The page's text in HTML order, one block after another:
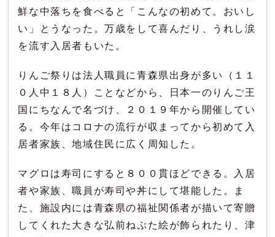
鮮な中落ちを食べると「こんなの初めて。おいし
い」とうなった。万歳をして喜んだり、うれし涙
を流す入居者もいた。
りんご祭りは法人職員に青森県出身が多い（１１
０人中１８人）ことなどから、日本一のりんご王
国にちなんで名づけ、２０１９年から開催してい
る。今年はコロナの流行が収まってから初めて入
居者家族、地域住民に広く周知した。
マグロは寿司にすると８００貫ほどできる。入居
者や家族、職員が寿司や丼にして堪能した。ま
た、施設内には青森県の福祉関係者が描いて寄贈
してくれた大きな弘前ねぷた絵が飾られたり、津